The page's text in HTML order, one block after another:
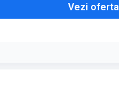
Vezi oferta